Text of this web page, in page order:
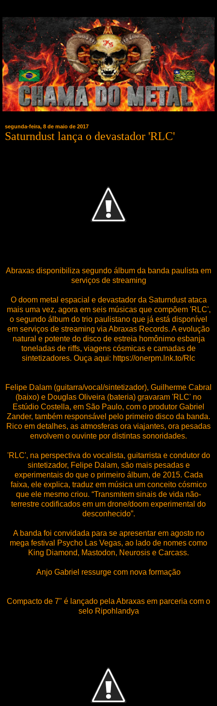
segunda-feira, 8 de maio de 2017
Saturndust lança o devastador 'RLC'
Abraxas disponibiliza segundo álbum da banda paulista em
serviços de streaming
O doom metal espacial e devastador da Saturndust ataca
mais uma vez, agora em seis músicas que compõem 'RLC',
o segundo álbum do trio paulistano que já está disponível
em serviços de streaming via Abraxas Records. A evolução
natural e potente do disco de estreia homônimo esbanja
toneladas de riffs, viagens cósmicas e camadas de
sintetizadores. Ouça aqui: https://onerpm.lnk.to/Rlc
Felipe Dalam (guitarra/vocal/sintetizador), Guilherme Cabral
(baixo) e Douglas Oliveira (bateria) gravaram 'RLC' no
Estúdio Costella, em São Paulo, com o produtor Gabriel
Zander, também responsável pelo primeiro disco da banda.
Rico em detalhes, as atmosferas ora viajantes, ora pesadas
envolvem o ouvinte por distintas sonoridades.
'RLC', na perspectiva do vocalista, guitarrista e condutor do
sintetizador, Felipe Dalam, são mais pesadas e
experimentais do que o primeiro álbum, de 2015. Cada
faixa, ele explica, traduz em música um conceito cósmico
que ele mesmo criou. “Transmitem sinais de vida não-
terrestre codificados em um drone/doom experimental do
desconhecido”.
A banda foi convidada para se apresentar em agosto no
mega festival Psycho Las Vegas, ao lado de nomes como
King Diamond, Mastodon, Neurosis e Carcass.
Anjo Gabriel ressurge com nova formação
Compacto de 7" é lançado pela Abraxas em parceria com o
selo Ripohlandya